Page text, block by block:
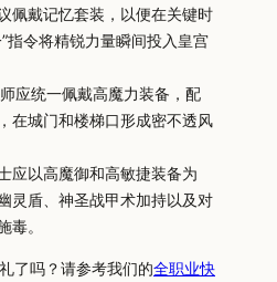
佩戴记忆套装，以便在关键时
指令将精锐力量瞬间投入皇宫
应统一佩戴高魔力装备，配
在城门和楼梯口形成密不透风
应以高魔御和高敏捷装备为
灵盾、神圣战甲术加持以及对
毒。
了吗？请参考我们的全职业快